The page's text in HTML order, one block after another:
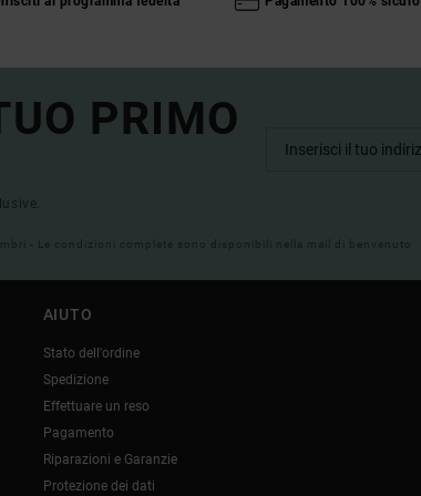
PRIMO
- Le condizioni complete sono disponibili nella mail di benvenuto
AIUTO
Stato dell'ordine
Spedizione
Effettuare un reso
Pagamento
Riparazioni e Garanzie
Protezione dei dati